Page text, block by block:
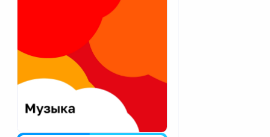
Екатеринбург
Калининград
Калуга